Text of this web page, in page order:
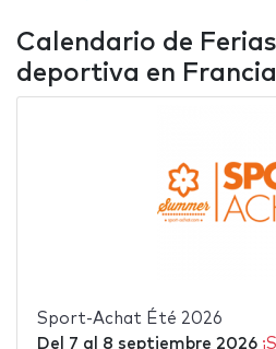
Calendario de
deportiva en Francia
Sport-Achat Été 2026
Del 7 al 8 septiembre 2026